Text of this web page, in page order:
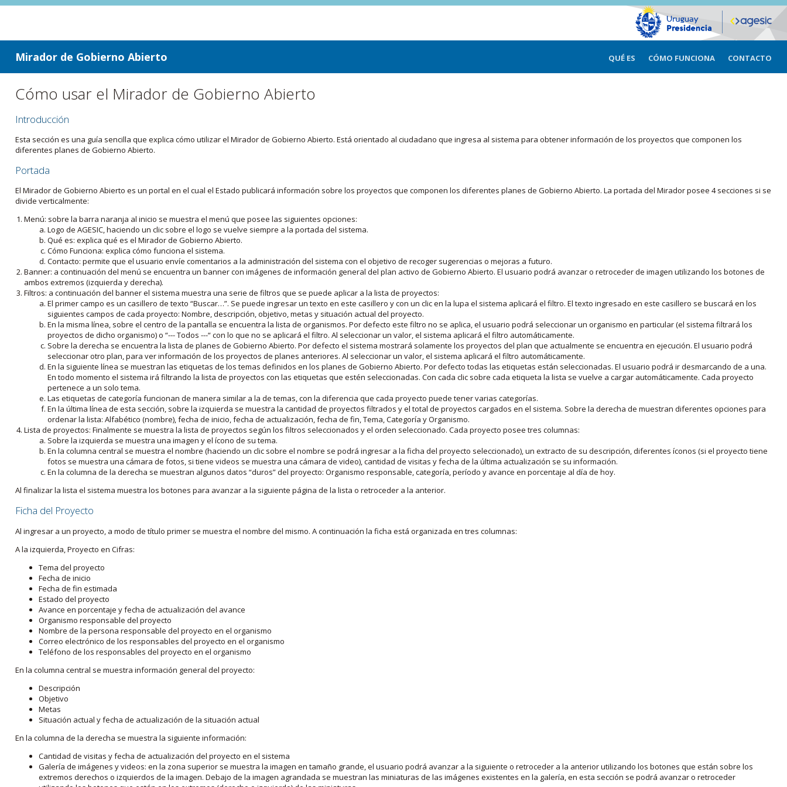
ir a contenido
ir al menú
Mirador de Gobierno Abierto QUÉ ES CÓMO FUNCIONA CONTACTO
Cómo usar el Mirador de Gobierno Abierto
Introducción
Esta sección es una guía sencilla que explica cómo utilizar el Mirador de Gobierno Abierto. Está orientado al ciudadano que ingresa al sistema para obtener información de los proyectos que componen los
diferentes planes de Gobierno Abierto.
Portada
El Mirador de Gobierno Abierto es un portal en el cual el Estado publicará información sobre los proyectos que componen los diferentes planes de Gobierno Abierto. La portada del Mirador posee 4 secciones si se
divide verticalmente:
Menú: sobre la barra naranja al inicio se muestra el menú que posee las siguientes opciones:
Logo de AGESIC, haciendo un clic sobre el logo se vuelve siempre a la portada del sistema.
Qué es: explica qué es el Mirador de Gobierno Abierto.
Cómo Funciona: explica cómo funciona el sistema.
Contacto: permite que el usuario envíe comentarios a la administración del sistema con el objetivo de recoger sugerencias o mejoras a futuro.
Banner: a continuación del menú se encuentra un banner con imágenes de información general del plan activo de Gobierno Abierto. El usuario podrá avanzar o retroceder de imagen utilizando los botones de
ambos extremos (izquierda y derecha).
Filtros: a continuación del banner el sistema muestra una serie de filtros que se puede aplicar a la lista de proyectos:
El primer campo es un casillero de texto “Buscar…”. Se puede ingresar un texto en este casillero y con un clic en la lupa el sistema aplicará el filtro. El texto ingresado en este casillero se buscará en los
siguientes campos de cada proyecto: Nombre, descripción, objetivo, metas y situación actual del proyecto.
En la misma línea, sobre el centro de la pantalla se encuentra la lista de organismos. Por defecto este filtro no se aplica, el usuario podrá seleccionar un organismo en particular (el sistema filtrará los
proyectos de dicho organismo) o “--- Todos ---“ con lo que no se aplicará el filtro. Al seleccionar un valor, el sistema aplicará el filtro automáticamente.
Sobre la derecha se encuentra la lista de planes de Gobierno Abierto. Por defecto el sistema mostrará solamente los proyectos del plan que actualmente se encuentra en ejecución. El usuario podrá
seleccionar otro plan, para ver información de los proyectos de planes anteriores. Al seleccionar un valor, el sistema aplicará el filtro automáticamente.
En la siguiente línea se muestran las etiquetas de los temas definidos en los planes de Gobierno Abierto. Por defecto todas las etiquetas están seleccionadas. El usuario podrá ir desmarcando de a una.
En todo momento el sistema irá filtrando la lista de proyectos con las etiquetas que estén seleccionadas. Con cada clic sobre cada etiqueta la lista se vuelve a cargar automáticamente. Cada proyecto
pertenece a un solo tema.
Las etiquetas de categoría funcionan de manera similar a la de temas, con la diferencia que cada proyecto puede tener varias categorías.
En la última línea de esta sección, sobre la izquierda se muestra la cantidad de proyectos filtrados y el total de proyectos cargados en el sistema. Sobre la derecha de muestran diferentes opciones para
ordenar la lista: Alfabético (nombre), fecha de inicio, fecha de actualización, fecha de fin, Tema, Categoría y Organismo.
Lista de proyectos: Finalmente se muestra la lista de proyectos según los filtros seleccionados y el orden seleccionado. Cada proyecto posee tres columnas:
Sobre la izquierda se muestra una imagen y el ícono de su tema.
En la columna central se muestra el nombre (haciendo un clic sobre el nombre se podrá ingresar a la ficha del proyecto seleccionado), un extracto de su descripción, diferentes íconos (si el proyecto tiene
fotos se muestra una cámara de fotos, si tiene videos se muestra una cámara de video), cantidad de visitas y fecha de la última actualización se su información.
En la columna de la derecha se muestran algunos datos “duros” del proyecto: Organismo responsable, categoría, período y avance en porcentaje al día de hoy.
Al finalizar la lista el sistema muestra los botones para avanzar a la siguiente página de la lista o retroceder a la anterior.
Ficha del Proyecto
Al ingresar a un proyecto, a modo de título primer se muestra el nombre del mismo. A continuación la ficha está organizada en tres columnas:
A la izquierda, Proyecto en Cifras:
Tema del proyecto
Fecha de inicio
Fecha de fin estimada
Estado del proyecto
Avance en porcentaje y fecha de actualización del avance
Organismo responsable del proyecto
Nombre de la persona responsable del proyecto en el organismo
Correo electrónico de los responsables del proyecto en el organismo
Teléfono de los responsables del proyecto en el organismo
En la columna central se muestra información general del proyecto:
Descripción
Objetivo
Metas
Situación actual y fecha de actualización de la situación actual
En la columna de la derecha se muestra la siguiente información:
Cantidad de visitas y fecha de actualización del proyecto en el sistema
Galería de imágenes y videos: en la zona superior se muestra la imagen en tamaño grande, el usuario podrá avanzar a la siguiente o retroceder a la anterior utilizando los botones que están sobre los
extremos derechos o izquierdos de la imagen. Debajo de la imagen agrandada se muestran las miniaturas de las imágenes existentes en la galería, en esta sección se podrá avanzar o retroceder